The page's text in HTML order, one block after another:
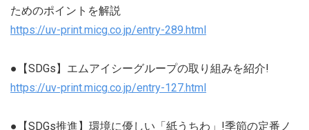
ためのポイントを解説
https://uv-print.micg.co.jp/entry-289.html
●【SDGs】エムアイシーグループの取り組みを紹介!
https://uv-print.micg.co.jp/entry-127.html
●【SDGs推進】環境に優しい「紙うちわ」!季節の定番ノ